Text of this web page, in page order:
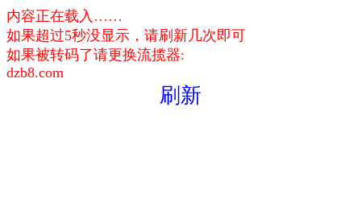
内容正在载入……
如果超过5秒没显示，请刷新几次即可
如果被转码了请更换流揽器:
dzb8.com
刷新